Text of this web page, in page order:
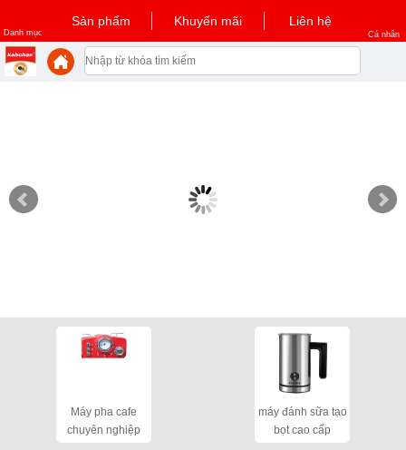
Danh mục
Sản phẩm Khuyến mãi Liên hệ
Cá nhân
Máy pha cafe
chuyên nghiệp
máy đánh sữa tạo
bọt cao cấp